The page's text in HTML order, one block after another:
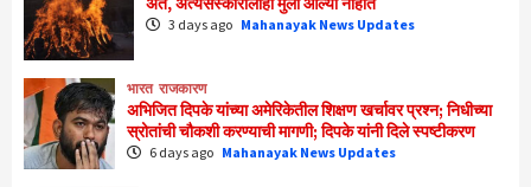
3 days ago Mahanayak News Updates
भारत राजकारण
अभिजित दिपके यांच्या अमेरिकेतील शिक्षण खर्चावर प्रश्न; निधीच्या
स्रोतांची चौकशी करण्याची मागणी; दिपके यांनी दिले स्पष्टीकरण
6 days ago Mahanayak News Updates